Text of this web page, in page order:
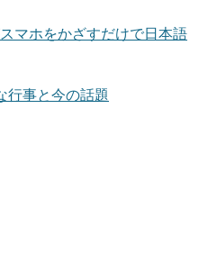
マホをかざすだけで日本語
行事と今の話題